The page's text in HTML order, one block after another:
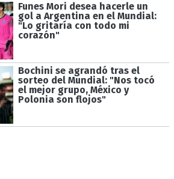
Funes Mori desea hacerle un
gol a Argentina en el Mundial:
"Lo gritaría con todo mi
corazón"
Bochini se agrandó tras el
sorteo del Mundial: "Nos tocó
el mejor grupo, México y
Polonia son flojos"